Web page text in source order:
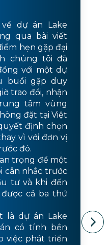
dự án Lake
qua bài viết
hẹn gặp đại
chúng tôi đã
với một dự
buổi gặp duy
trao đổi, nhận
tâm vùng
đặt tại Việt
định chọn
vì với đơn vị
đó.
trọng để một
cân nhắc trước
tư và khi đến
được cả ba thứ
là dự án Lake
có tính bền
việc phát triển